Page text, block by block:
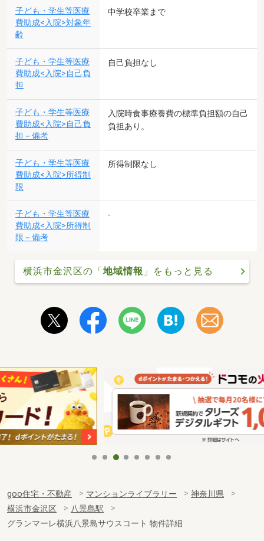
子ども・学生等医療
費助成<入院>対象年
齢
中学校卒業まで
子ども・学生等医療
費助成<入院>自己負
担
自己負担なし
子ども・学生等医療
費助成<入院>自己負
担－備考
入院時食事療養費の標準負担額の自己
負担あり。
子ども・学生等医療
費助成<入院>所得制
限
所得制限なし
子ども・学生等医療
費助成<入院>所得制
限－備考
-
横浜市金沢区の「地域情報 」をもっと見る
goo住宅・不動産 マンションライブラリー
神奈川県
横浜市金沢区
八景島駅
グランマーレ横浜八景島サウスコート 物件詳細